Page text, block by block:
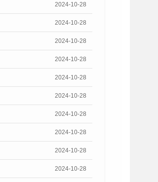
2024-10-28
2024-10-28
2024-10-28
2024-10-28
2024-10-28
2024-10-28
2024-10-28
2024-10-28
2024-10-28
2024-10-28